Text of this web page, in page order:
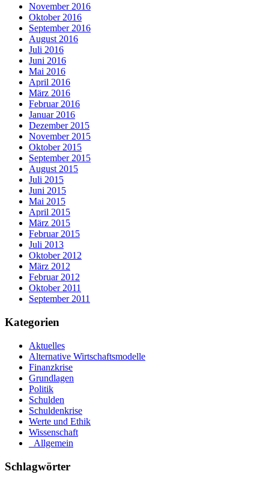
November 2016
Oktober 2016
September 2016
August 2016
Juli 2016
Juni 2016
Mai 2016
April 2016
März 2016
Februar 2016
Januar 2016
Dezember 2015
November 2015
Oktober 2015
September 2015
August 2015
Juli 2015
Juni 2015
Mai 2015
April 2015
März 2015
Februar 2015
Juli 2013
Oktober 2012
März 2012
Februar 2012
Oktober 2011
September 2011
Kategorien
Aktuelles
Alternative Wirtschaftsmodelle
Finanzkrise
Grundlagen
Politik
Schulden
Schuldenkrise
Werte und Ethik
Wissenschaft
_Allgemein
Schlagwörter